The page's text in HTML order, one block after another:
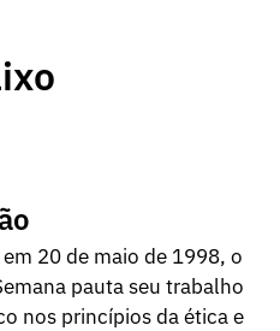
20 de maio de 1998, o
pauta seu trabalho
nos princípios da ética e